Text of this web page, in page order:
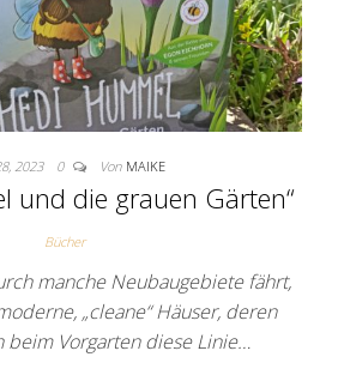
2023 0 Von MAIKE
und die grauen Gärten“
Bücher
manche Neubaugebiete fährt,
„cleane“ Häuser, deren
beim Vorgarten diese Linie…